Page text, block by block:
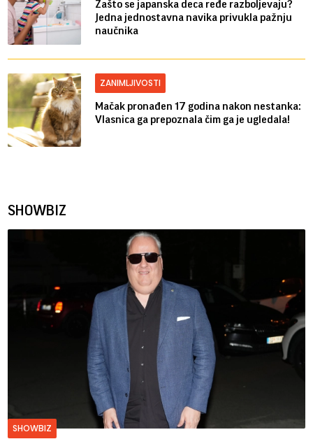
Zašto se japanska deca ređe razboljevaju?
Jedna jednostavna navika privukla pažnju
naučnika
ZANIMLJIVOSTI
Mačak pronađen 17 godina nakon nestanka:
Vlasnica ga prepoznala čim ga je ugledala!
SHOWBIZ
SHOWBIZ